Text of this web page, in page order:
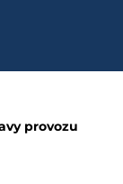
provozu